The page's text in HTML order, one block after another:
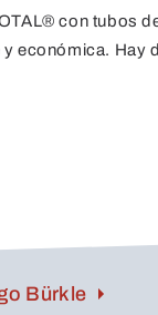
con tubos
y económica. Hay
diámetros y
muchos ácidos,
Bürkle